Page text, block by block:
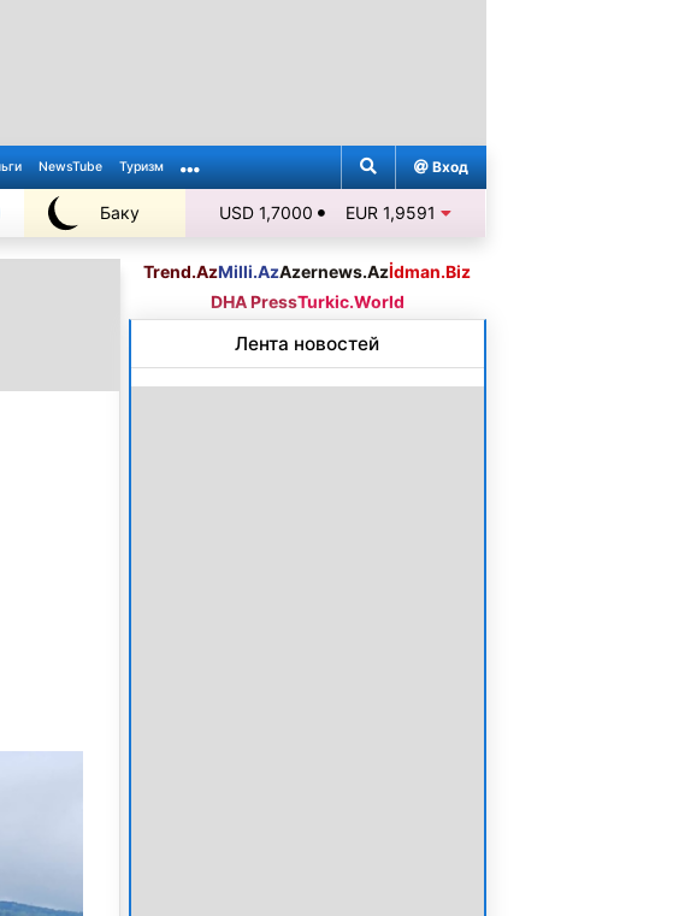
NewsTube Туризм Вход
Баку
+26℃
USD 1,7000 EUR 1,9591
Trend.AzMilli.AzAzernews.Azİdman.Biz
DHA PressTurkic.World
Лента новостей